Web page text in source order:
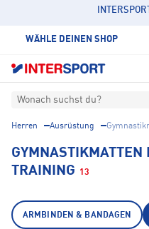
WÄHLE DEINEN SHOP
Wonach suchst du?
Herren Ausrüstung
GYMNASTIKMATTEN
TRAINING
13
ARMBINDEN & BANDAGEN